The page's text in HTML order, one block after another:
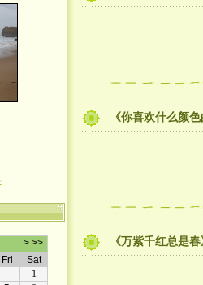
《你喜欢什么颜
《万紫千红总是